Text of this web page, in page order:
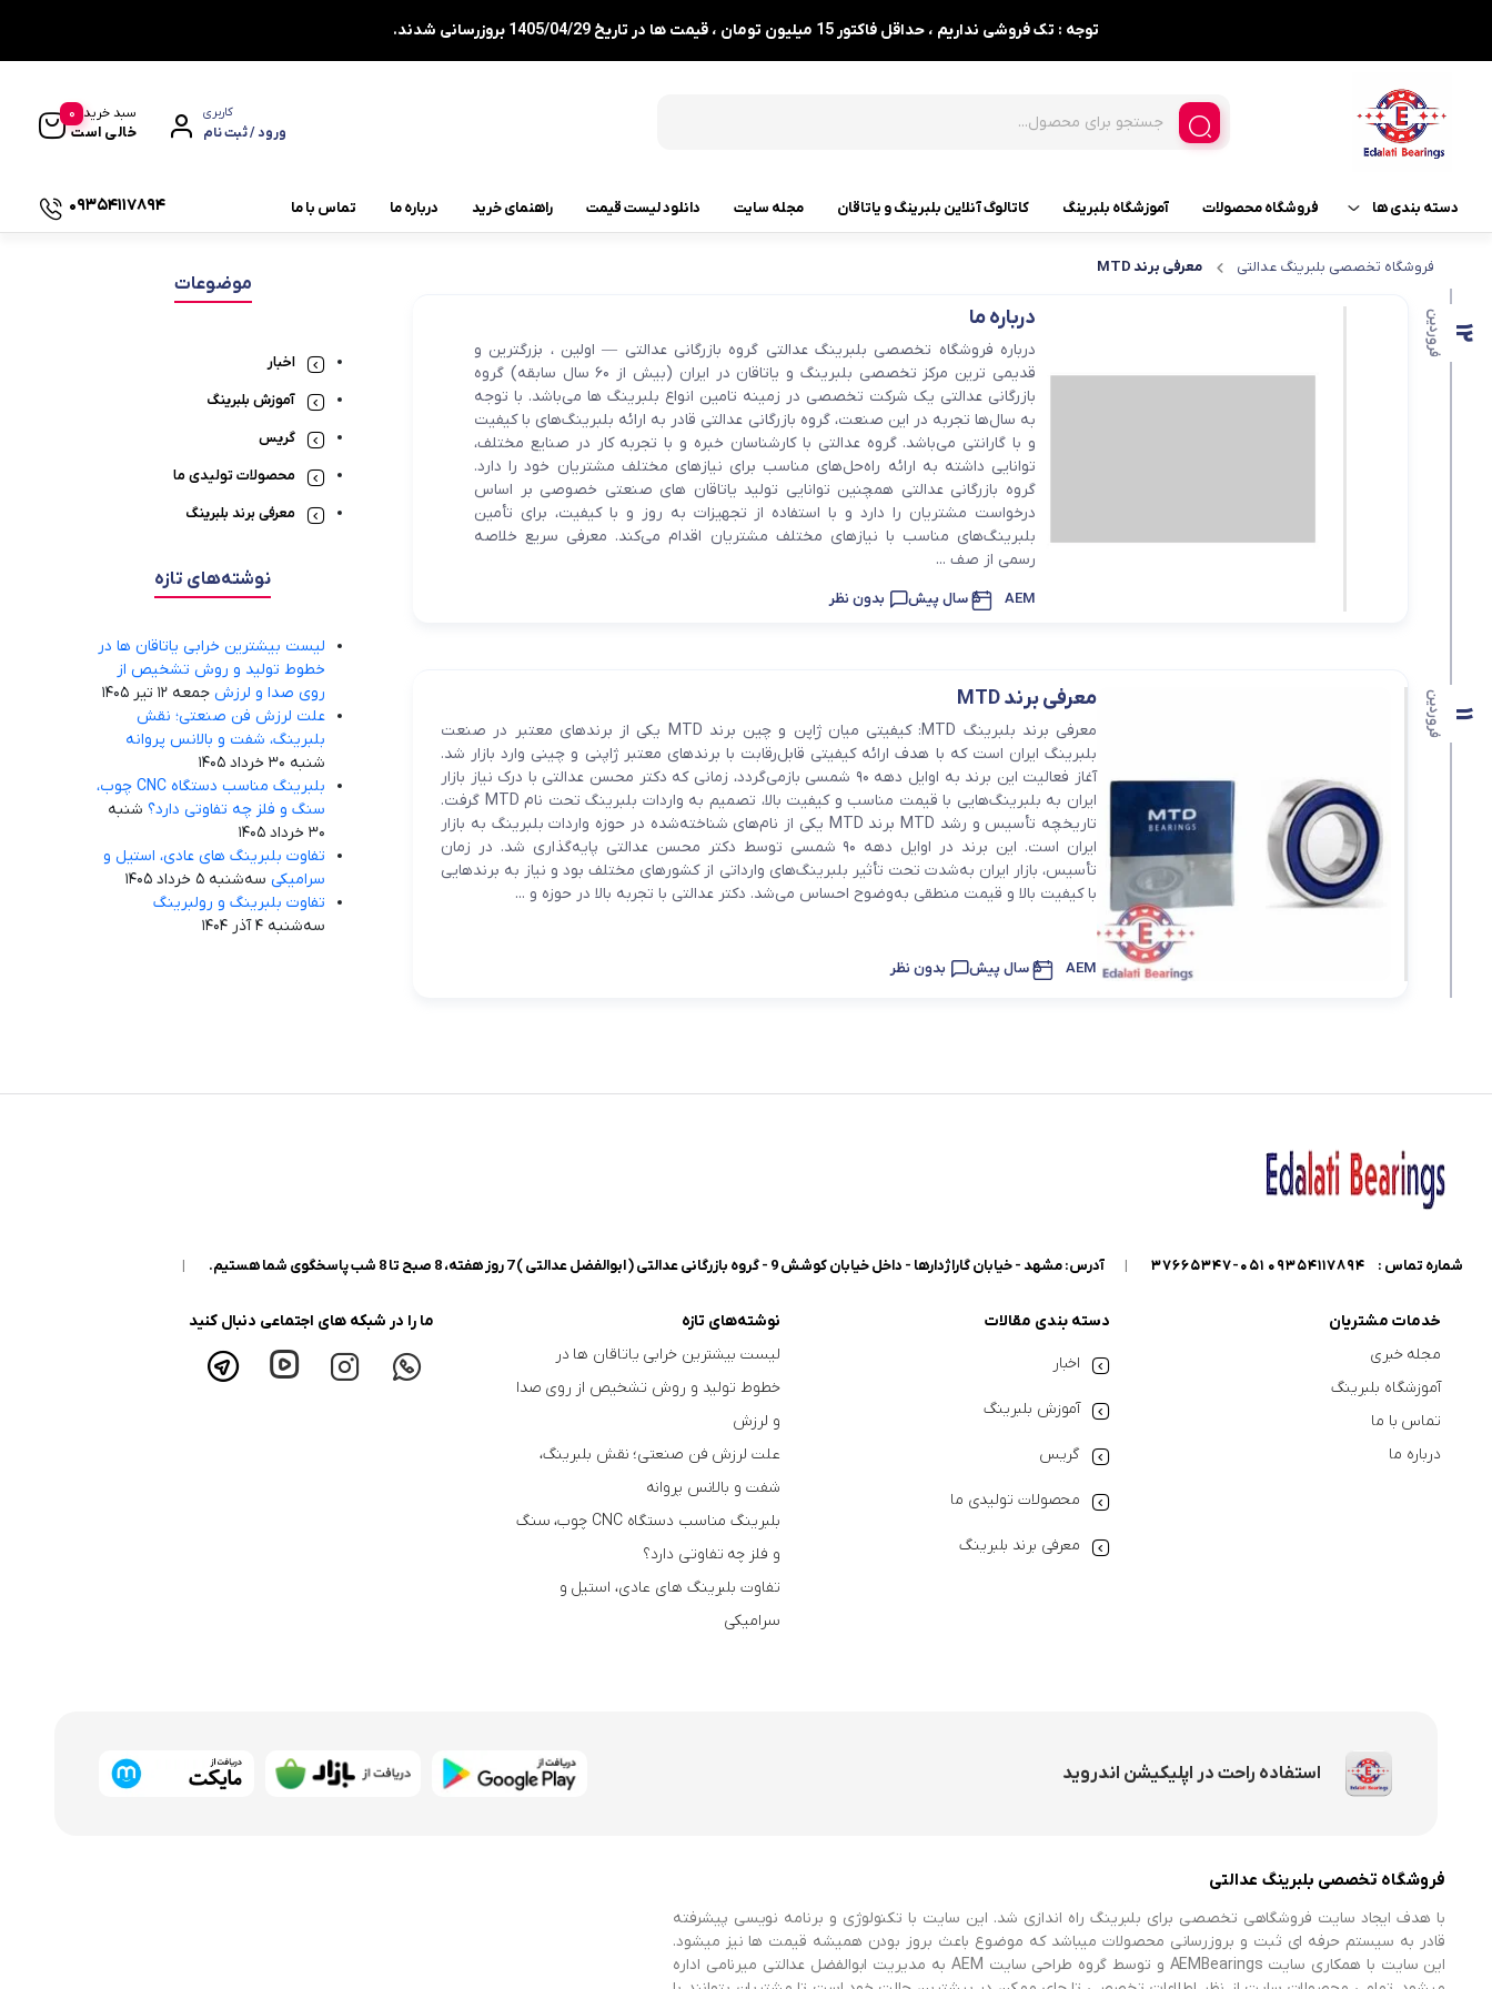
توجه : تک فروشی نداریم ، حداقل فاکتور 15 میلیون تومان ، قیمت ها در تاریخ 1405/04/29 بروزرسانی شدند.
کاربری
ورود / ثبت نام
سبد خرید
خالی است
0
دسته بندی ها
بلبرینگ و لوازم مربوطه بلبرینگ
بلبرینگ خود تنظیم
بلبرینگ تماس زاویه ای
بلبرینگ های کفگرد 3 تیکه
رولبرینگ بشکه ای
رولبرینگ استوانه ای
رولبرینگ بشکه ای کفگرد
یاتاقان
یاتاقان حلزونی UCP
یاتاقان کشویی UCT
یاتاقان صنعتی
بلبرینگ های مصرفی خودرو
فروشگاه محصولات آموزشگاه بلبرینگ کاتالوگ آنلاین بلبرینگ و یاتاقان مجله سایت دانلود لیست قیمت راهنمای خرید درباره ما تماس با ما 09354117894
فروشگاه تخصصی بلبرینگ عدالتی معرفی برند MTD
12 فروردین درباره ما
درباره فروشگاه تخصصی بلبرینگ عدالتی گروه بازرگانی عدالتی — اولین ، بزرگترین و
قدیمی‌ ترین مرکز تخصصی بلبرینگ و یاتاقان در ایران (بیش از ۶۰ سال سابقه) گروه
بازرگانی عدالتی یک شرکت تخصصی در زمینه تامین انواع بلبرینگ‌ ها می‌باشد. با توجه
به سال‌ها تجربه در این صنعت، گروه بازرگانی عدالتی قادر به ارائه بلبرینگ‌های با کیفیت
و با گارانتی می‌باشد. گروه عدالتی با کارشناسان خبره و با تجربه کار در صنایع مختلف،
توانایی داشته به ارائه راه‌حل‌های مناسب برای نیازهای مختلف مشتریان خود را دارد.
گروه بازرگانی عدالتی همچنین توانایی تولید یاتاقان های صنعتی خصوصی بر اساس
درخواست مشتریان را دارد و با استفاده از تجهیزات به‌ روز و با کیفیت، برای تأمین
بلبرینگ‌های مناسب با نیازهای مختلف مشتریان اقدام می‌کند. معرفی سریع خلاصه
رسمی از صف ...
AEM 5 سال پیش بدون نظر
11 فروردین معرفی برند MTD
معرفی برند بلبرینگ MTD: کیفیتی میان ژاپن و چین برند MTD یکی از برندهای معتبر در صنعت
بلبرینگ ایران است که با هدف ارائه کیفیتی قابل‌رقابت با برندهای معتبر ژاپنی و چینی وارد بازار شد.
آغاز فعالیت این برند به اوایل دهه ۹۰ شمسی بازمی‌گردد، زمانی که دکتر محسن عدالتی با درک نیاز بازار
ایران به بلبرینگ‌هایی با قیمت مناسب و کیفیت بالا، تصمیم به واردات بلبرینگ تحت نام MTD گرفت.
تاریخچه تأسیس و رشد MTD برند MTD یکی از نام‌های شناخته‌شده در حوزه واردات بلبرینگ به بازار
ایران است. این برند در اوایل دهه ۹۰ شمسی توسط دکتر محسن عدالتی پایه‌گذاری شد. در زمان
تأسیس، بازار ایران به‌شدت تحت تأثیر بلبرینگ‌های وارداتی از کشورهای مختلف بود و نیاز به برندهایی
با کیفیت بالا و قیمت منطقی به‌وضوح احساس می‌شد. دکتر عدالتی با تجربه بالا در حوزه و ...
AEM 5 سال پیش بدون نظر
موضوعات
اخبار
آموزش بلبرینگ
گریس
محصولات تولیدی ما
معرفی برند بلبرینگ
نوشته‌های تازه
لیست بیشترین خرابی‌ یاتاقان ها در
خطوط تولید و روش تشخیص از
روی صدا و لرزش جمعه 12 تیر 1405
علت لرزش فن صنعتی؛ نقش
بلبرینگ، شفت و بالانس پروانه
شنبه 30 خرداد 1405
بلبرینگ مناسب دستگاه CNC چوب،
سنگ و فلز چه تفاوتی دارد؟ شنبه
30 خرداد 1405
تفاوت بلبرینگ های عادی، استیل و
سرامیکی سه‌شنبه 5 خرداد 1405
تفاوت بلبرینگ و رولبرینگ
سه‌شنبه 4 آذر 1404
شماره تماس : 09354117894 051-37665347
| آدرس: مشهد - خیابان گاراژدارها - داخل خیابان کوشش 9 - گروه بازرگانی عدالتی ( ابوالفضل عدالتی ) 7 روز هفته، 8 صبح تا 8 شب پاسخگوی شما هستیم. |
خدمات مشتریان
مجله خبری
آموزشگاه بلبرینگ
تماس با ما
درباره ما
دسته بندی مقالات
اخبار
آموزش بلبرینگ
گریس
محصولات تولیدی ما
معرفی برند بلبرینگ
نوشته‌های تازه
لیست بیشترین خرابی‌ یاتاقان ها در
خطوط تولید و روش تشخیص از روی صدا
و لرزش
علت لرزش فن صنعتی؛ نقش بلبرینگ،
شفت و بالانس پروانه
بلبرینگ مناسب دستگاه CNC چوب، سنگ
و فلز چه تفاوتی دارد؟
تفاوت بلبرینگ های عادی، استیل و
سرامیکی
ما را در شبکه های اجتماعی دنبال کنید
استفاده راحت در اپلیکیشن اندروید
فروشگاه تخصصی بلبرینگ عدالتی
با هدف ایجاد سایت فروشگاهی تخصصی برای بلبرینگ راه اندازی شد. این سایت با تکنولوژی و برنامه نویسی پیشرفته
قادر به سیستم حرفه ای ثبت و بروزرسانی محصولات میباشد که موضوع باعث بروز بودن همیشه قیمت ها نیز میشود.
این سایت با همکاری سایت AEMBearings و توسط گروه طراحی سایت AEM به مدیریت ابوالفضل عدالتی میرنامی اداره